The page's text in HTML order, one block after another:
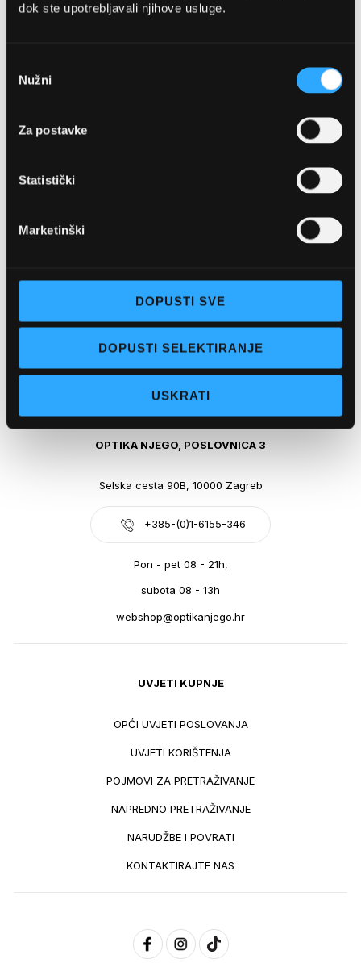
dok ste upotrebljavali njihove usluge.
pristanka
Nužni
Za postavke
Statistički
Marketinški
DOPUSTI SVE
DOPUSTI SELEKTIRANJE
USKRATI
OPTIKA NJEGO, POSLOVNICA 1
Pon - pet: 07 - 21h,
Sub: 07-21h
webshop@optikanjego.hr
OPTIKA NJEGO, POSLOVNICA 3
Selska cesta 90B, 10000 Zagreb
+385-(0)1-6155-346
Pon - pet 08 - 21h,
subota 08 - 13h
webshop@optikanjego.hr
UVJETI KUPNJE
OPĆI UVJETI POSLOVANJA
UVJETI KORIŠTENJA
POJMOVI ZA PRETRAŽIVANJE
NAPREDNO PRETRAŽIVANJE
NARUDŽBE I POVRATI
KONTAKTIRAJTE NAS